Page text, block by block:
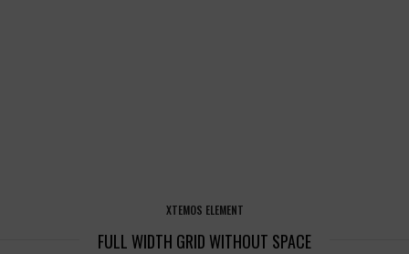
XTEMOS ELEMENT
FULL WIDTH GRID WITHOUT SPACE